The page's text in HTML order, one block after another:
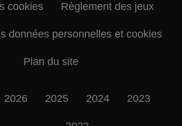
cookies Règlement des jeux
données personnelles et cookies
Plan du site
2026 2025 2024 2023